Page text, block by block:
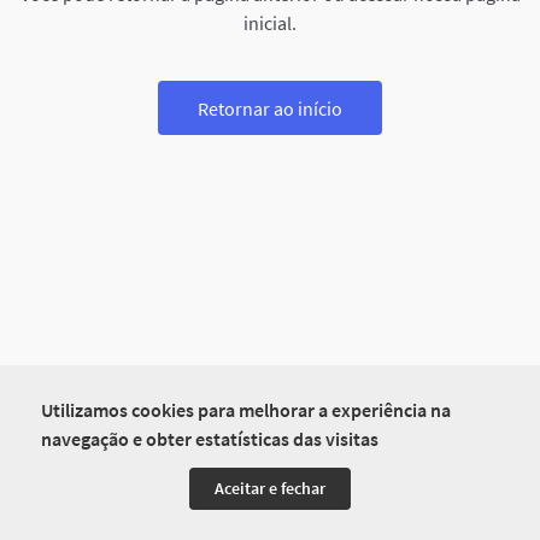
Utilizamos cookies para melhorar a experiência na
navegação e obter estatísticas das visitas
Aceitar e fechar
inicial.
Retornar ao início